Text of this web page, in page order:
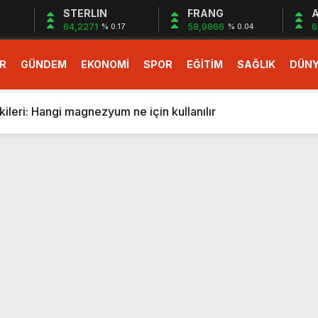
STERLIN
64,2271 % 0.17
FRANG
58,9866 % 0.04
GÜNDEM EKONOMİ SPOR EĞİTİM SAĞLIK
dev teklif
gelecek yeni özellikler belli oldu
Hangi magnezyum ne için kullanılır
başlıyor